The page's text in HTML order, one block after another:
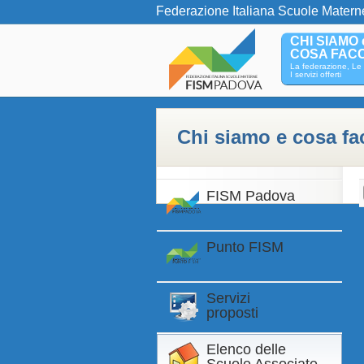
Federazione Italiana Scuole
CHI SIAMO
COSA
La federazione, Le
I servizi offerti
Chi siamo e cosa
FISM Padova
Punto FISM
Servizi
proposti
Elenco delle